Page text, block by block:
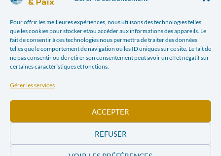
Pour offrir les meilleures expériences, nous utilisons des technologies telles
que les cookies pour stocker et/ou accéder aux informations des appareils. Le
fait de consentir à ces technologies nous permettra de traiter des données
telles que le comportement de navigation ou les ID uniques sur ce site. Le fait de
ne pas consentir ou de retirer son consentement peut avoir un effet négatif sur
certaines caractéristiques et fonctions.
Gérer les services
ACCEPTER
REFUSER
POLITIQUE DE CONFIDENTIALITÉ| JUSTICE & PAIX – CHAUSSÉE SAINT-PIERRE, 208 À 1040